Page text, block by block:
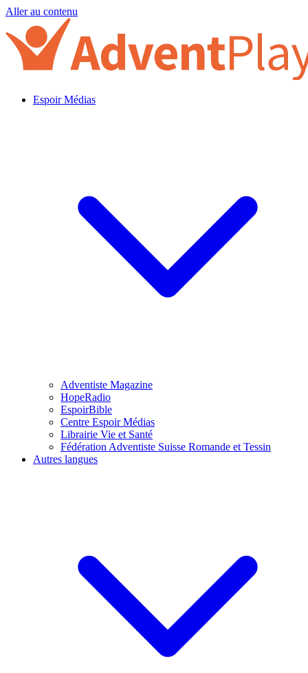
Aller au contenu
Espoir Médias
Adventiste Magazine
HopeRadio
EspoirBible
Centre Espoir Médias
Librairie Vie et Santé
Fédération Adventiste Suisse Romande et Tessin
Autres langues